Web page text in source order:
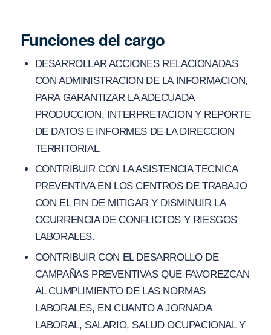
Funciones del cargo
DESARROLLAR ACCIONES RELACIONADAS
CON ADMINISTRACION DE LA INFORMACION,
PARA GARANTIZAR LA ADECUADA
PRODUCCION, INTERPRETACION Y REPORTE
DE DATOS E INFORMES DE LA DIRECCION
TERRITORIAL.
CONTRIBUIR CON LA ASISTENCIA TECNICA
PREVENTIVA EN LOS CENTROS DE TRABAJO
CON EL FIN DE MITIGAR Y DISMINUIR LA
OCURRENCIA DE CONFLICTOS Y RIESGOS
LABORALES.
CONTRIBUIR CON EL DESARROLLO DE
CAMPAÑAS PREVENTIVAS QUE FAVOREZCAN
AL CUMPLIMIENTO DE LAS NORMAS
LABORALES, EN CUANTO A JORNADA
LABORAL, SALARIO, SALUD OCUPACIONAL Y